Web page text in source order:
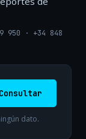
950 · +34 848
Consultar
dato.